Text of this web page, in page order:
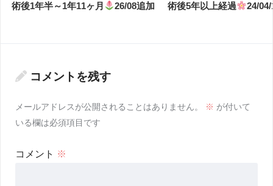
術後1年半～1年11ヶ月 26/08追加 術後5年以上経過 24/
コメントを残す
メールアドレスが公開されることはありません。 ※ が付いて
いる欄は必須項目です
コメント ※